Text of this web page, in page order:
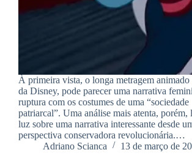
À primeira vista, o longa metragem
da Disney, pode parecer uma narrativa
ruptura com os costumes de uma “sociedade
patriarcal”. Uma análise mais atenta, porém,
luz sobre uma narrativa interessante desde
perspectiva conservadora revolucionária.…
Adriano Scianca
13 de março de